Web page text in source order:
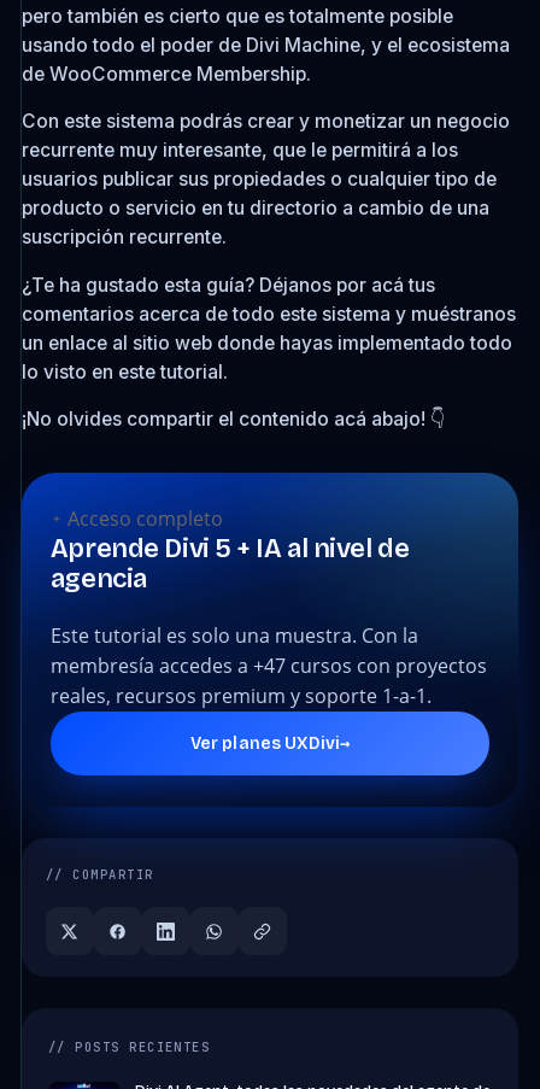
pero también es cierto que es totalmente posible
usando todo el poder de Divi Machine, y el ecosistema
de WooCommerce Membership.
Con este sistema podrás crear y monetizar un negocio
recurrente muy interesante, que le permitirá a los
usuarios publicar sus propiedades o cualquier tipo de
producto o servicio en tu directorio a cambio de una
suscripción recurrente.
¿Te ha gustado esta guía? Déjanos por acá tus
comentarios acerca de todo este sistema y muéstranos
un enlace al sitio web donde hayas implementado todo
lo visto en este tutorial.
¡No olvides compartir el contenido acá abajo! 👇
Acceso completo
Aprende Divi 5 + IA al nivel de
agencia
Este tutorial es solo una muestra. Con la
membresía accedes a +47 cursos con proyectos
reales, recursos premium y soporte 1-a-1.
Ver planes UXDivi→
// COMPARTIR
// POSTS RECIENTES